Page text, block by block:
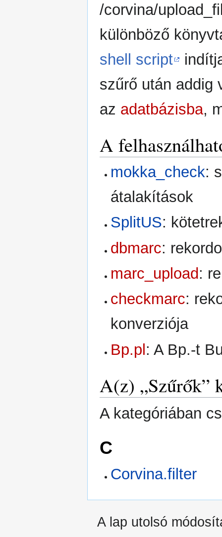
/corvina/
különböző
shell script
szűrő után addig
az adatbázisba,
A
mokka_check:
átalakítások
SplitUS:
dbmarc:
marc_upload:
checkmarc:
konverziója
Bp.pl : A Bp.-t
A(z) „Szűrők”
A kategóriában
C
Corvina.filter
A lap utolsó